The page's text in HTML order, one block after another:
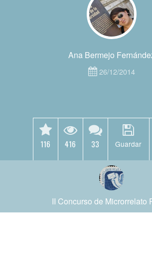
Ana Bermejo
26/12/2014
116 416 33 Guardar
II Concurso de Microrrelato